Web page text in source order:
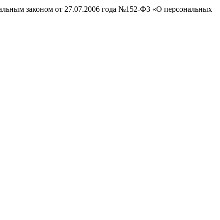
законом от 27.07.2006 года №152-ФЗ «О персональных